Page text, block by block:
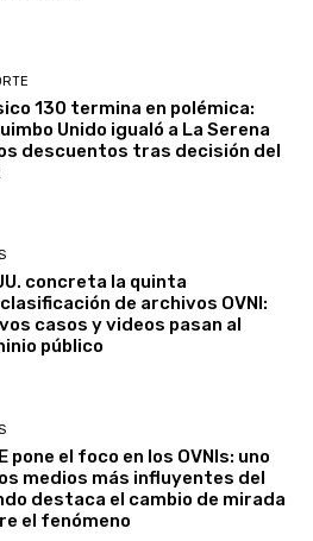
130 termina en polémica:
Unido igualó a La Serena
descuentos tras decisión del
concreta la quinta
de archivos OVNI:
casos y videos pasan al
público
pone el foco en los OVNIs: uno
medios más influyentes del
destaca el cambio de mirada
el fenómeno